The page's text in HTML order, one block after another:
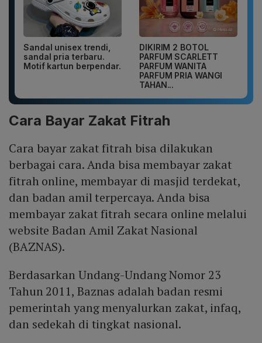
Sandal unisex trendi,
sandal pria terbaru.
Motif kartun berpendar.
DIKIRIM 2 BOTOL
PARFUM SCARLETT
PARFUM WANITA
PARFUM PRIA WANGI
TAHAN...
Cara Bayar Zakat Fitrah
Cara bayar zakat fitrah bisa dilakukan
berbagai cara. Anda bisa membayar zakat
fitrah online, membayar di masjid terdekat,
dan badan amil terpercaya. Anda bisa
membayar zakat fitrah secara online melalui
website Badan Amil Zakat Nasional
(BAZNAS).
Berdasarkan Undang-Undang Nomor 23
Tahun 2011, Baznas adalah badan resmi
pemerintah yang menyalurkan zakat, infaq,
dan sedekah di tingkat nasional.